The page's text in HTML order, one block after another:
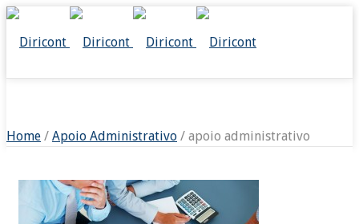
Home / Apoio Administrativo / apoio administrativo